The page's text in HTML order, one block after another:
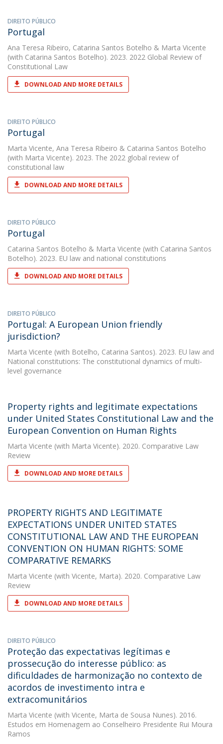
DIREITO PÚBLICO
Portugal
Ana Teresa Ribeiro, Catarina Santos Botelho & Marta Vicente
(with Catarina Santos Botelho). 2023. 2022 Global Review of
Constitutional Law
DOWNLOAD AND MORE DETAILS
DIREITO PÚBLICO
Portugal
Marta Vicente, Ana Teresa Ribeiro & Catarina Santos Botelho
(with Marta Vicente). 2023. The 2022 global review of
constitutional law
DOWNLOAD AND MORE DETAILS
DIREITO PÚBLICO
Portugal
Catarina Santos Botelho & Marta Vicente (with Catarina Santos
Botelho). 2023. EU law and national constitutions
DOWNLOAD AND MORE DETAILS
DIREITO PÚBLICO
Portugal: A European Union friendly
jurisdiction?
Marta Vicente (with Botelho, Catarina Santos). 2023. EU law and
National constitutions: The constitutional dynamics of multi-
level governance
Property rights and legitimate expectations
under United States Constitutional Law and the
European Convention on Human Rights
Marta Vicente (with Marta Vicente). 2020. Comparative Law
Review
DOWNLOAD AND MORE DETAILS
PROPERTY RIGHTS AND LEGITIMATE
EXPECTATIONS UNDER UNITED STATES
CONSTITUTIONAL LAW AND THE EUROPEAN
CONVENTION ON HUMAN RIGHTS: SOME
COMPARATIVE REMARKS
Marta Vicente (with Vicente, Marta). 2020. Comparative Law
Review
DOWNLOAD AND MORE DETAILS
DIREITO PÚBLICO
Proteção das expectativas legítimas e
prossecução do interesse público: as
dificuldades de harmonização no contexto de
acordos de investimento intra e
extracomunitários
Marta Vicente (with Vicente, Marta de Sousa Nunes). 2016.
Estudos em Homenagem ao Conselheiro Presidente Rui Moura
Ramos